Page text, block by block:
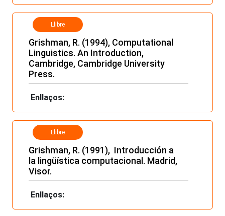
Llibre
Grishman, R. (1994), Computational
Linguistics. An Introduction,
Cambridge, Cambridge University
Press.
Enllaços:
Llibre
Grishman, R. (1991), Introducción a
la lingüística computacional. Madrid,
Visor.
Enllaços: